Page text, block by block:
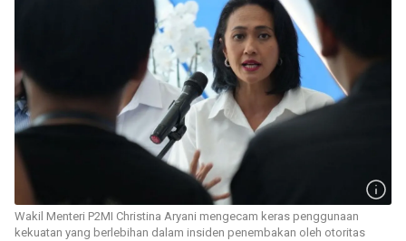
Wakil Menteri P2MI Christina Aryani mengecam keras penggunaan
kekuatan yang berlebihan dalam insiden penembakan oleh otoritas